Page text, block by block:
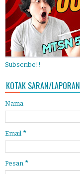
Subscribe!!
KOTAK SARAN/LAPORAN
Nama
Email *
Pesan *